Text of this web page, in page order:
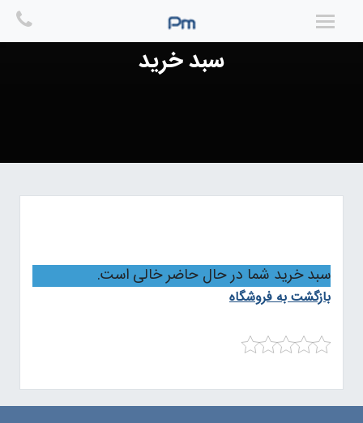
content
سبد خرید
سبد خرید شما در حال حاضر خالی است.
بازگشت به فروشگاه